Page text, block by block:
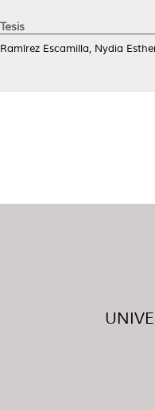
Tesis
Ramírez Escamilla, Nydia